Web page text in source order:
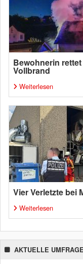
Bewohnerin
Vollbrand
Weiterlesen
Vier Verletzte bei
Weiterlesen
AKTUELLE UMFRAGE